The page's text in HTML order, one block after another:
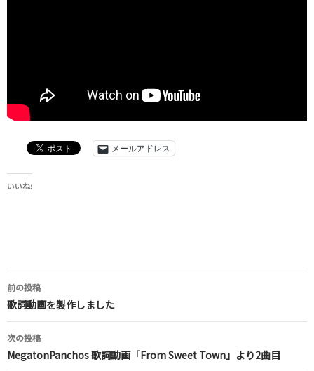
メールアドレス
いいね:
投
稿
ナ
ビ
前の投稿
歌詞動画を製作しました
次の投稿
MegatonPanchos 歌詞動画「From Sweet Town」より2曲目